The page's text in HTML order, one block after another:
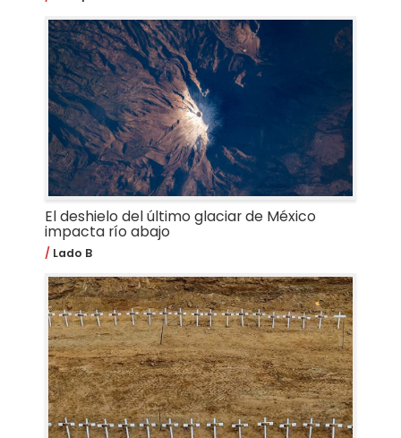
El deshielo del último glaciar de México
impacta río abajo
Lado B